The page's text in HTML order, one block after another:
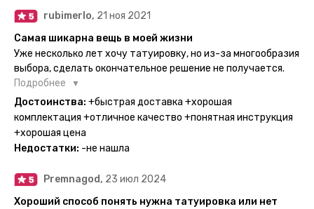
настоящей. Главное, не стараться перевести большую
тату на какой-то маленький участок кожи (например,
запястье) - вследствие чего могут плохо отпечататься
какие-то части рисунка. Но это, скажем так, риски, которые
вы берёте на себя сами ;)
rubimerlo, 21 ноя 2021
Самая шикарна вещь в моей жизни
Уже несколько лет хочу татуировку, но из-за многообразия
выбора, сделать окончательное решение не получается.
Поэтому everink стали для меня настоящей находкой. Как
только тату пришли, я сразу понеслась их забирать. Хочу
отметить, что у everink очень большой выбор мест для
доставки, что значительно упрощает процесс получения
тату. Посылка была упакованна в бумажный плотный
конверт, внутри оказалась ещё одна упаковка с
дизайнерским принтом. Комплектация набора: сами тату,
упакованные в специальные пакетики, салфетки,
инструкция по нанесению. Всё выглядит очень мило. Я уже
Подробнее
Достоинства: +быстрая доставка +хорошая
комплектация +отличное качество +понятная инструкция
+хорошая цена
Недостатки: -не нашла
Premnagod, 23 июл 2024
Хороший способ понять нужна татуировка или нет